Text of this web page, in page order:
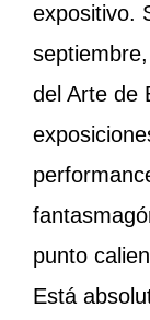
expositivo.
del Arte de
punto
Está